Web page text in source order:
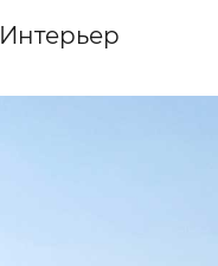
Интерьер